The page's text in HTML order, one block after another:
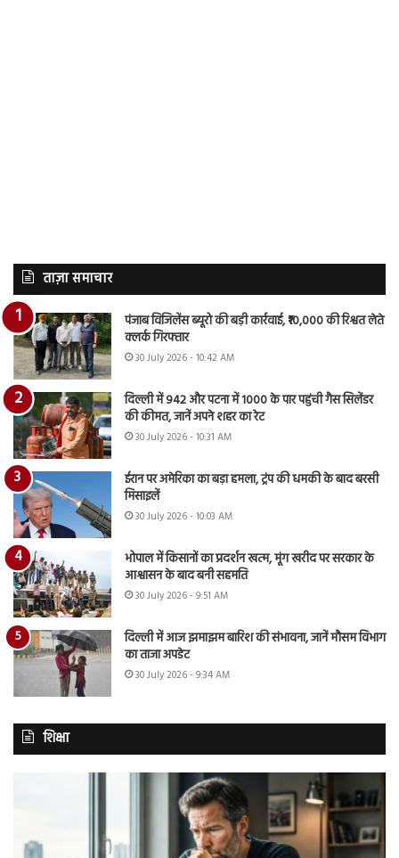
ताज़ा समाचार
पंजाब विजिलेंस ब्यूरो की बड़ी कार्रवाई, ₹10,000 की रिश्वत लेते
क्लर्क गिरफ्तार
30 July 2026 - 10:42 AM
दिल्ली में 942 और पटना में 1000 के पार पहुंची गैस सिलेंडर
की कीमत, जानें अपने शहर का रेट
30 July 2026 - 10:31 AM
ईरान पर अमेरिका का बड़ा हमला, ट्रंप की धमकी के बाद बरसी
मिसाइलें
30 July 2026 - 10:03 AM
भोपाल में किसानों का प्रदर्शन खत्म, मूंग खरीद पर सरकार के
आश्वासन के बाद बनी सहमति
30 July 2026 - 9:51 AM
दिल्ली में आज झमाझम बारिश की संभावना, जानें मौसम विभाग
का ताजा अपडेट
30 July 2026 - 9:34 AM
शिक्षा